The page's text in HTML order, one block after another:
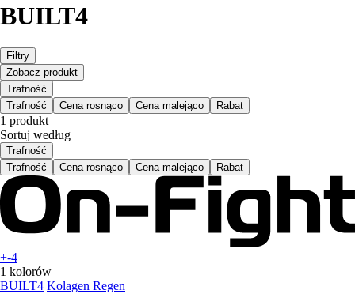
BUILT4
Filtry
Zobacz produkt
Trafność
Trafność
Cena rosnąco Cena malejąco Rabat
1 produkt
Sortuj według
Trafność
Trafność
Cena rosnąco Cena malejąco Rabat
+-4
1 kolorów
BUILT4 Kolagen Regen